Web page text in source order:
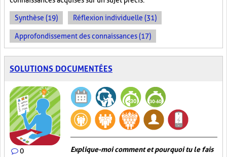
Synthèse (19) Réflexion individuelle (31)
Approfondissement des connaissances (17)
SOLUTIONS DOCUMENTÉES
0 Explique-moi comment et pourquoi tu le fais